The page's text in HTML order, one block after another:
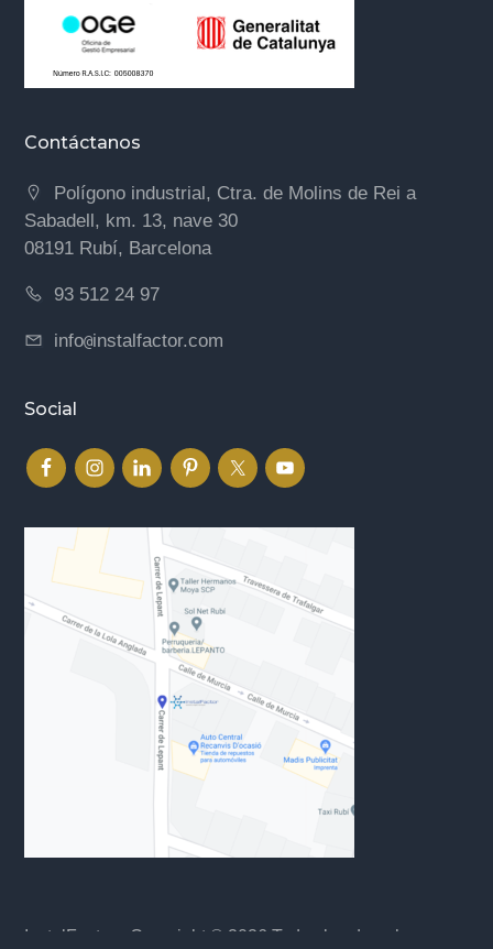
Contáctanos
Polígono industrial, Ctra. de Molins de Rei a
Sabadell, km. 13, nave 30
08191 Rubí, Barcelona
93 512 24 97
info@instalfactor.com
Social
InstalFactor · Copyright © 2026 Todos los derechos